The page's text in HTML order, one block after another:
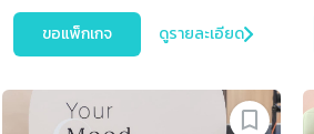
ขอแพ็กเกจ ดูรายละเอียด